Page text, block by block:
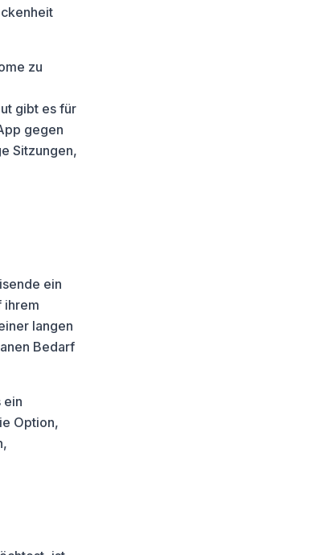
zu
gibt es für
gegen
Sitzungen,
ein
ihrem
langen
Bedarf
ein
Option,